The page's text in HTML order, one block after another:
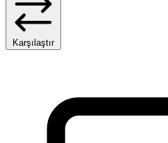
Karşılaştır